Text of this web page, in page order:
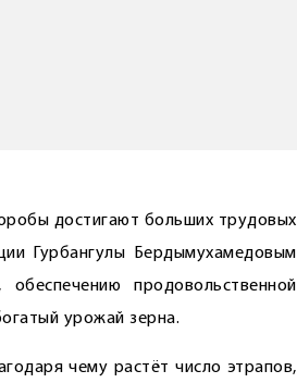
­достигают больших трудовых
Гурбангулы Бердымухамедовым
продовольственной
урожай зерна.
чему растёт число этрапов,